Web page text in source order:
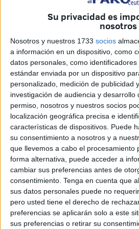
Su privacidad es
nosotros
Nosotros y nuestros 1733 socios
a información en un dispositivo, como
datos personales, como
estándar enviada por un dispositivo
personalizado, medición de publicidad
investigación de audiencia y desarrollo
permiso, nosotros y nuestros socios
localización geográfica precisa e
características de dispositivos. Puede
su consentimiento a nosotros y a
que llevemos a cabo el procesamiento
forma alternativa, puede acceder a
cambiar sus preferencias antes de
consentimiento. Tenga en cuenta que
sus datos personales puede no
pero usted tiene el derecho de
preferencias se aplicarán solo a este
sus preferencias o retirar su
desde hace 25 días". Se quejan
limpieza, que no hay control",
La tensión anidada en este lugar ha
solicitado presencia de la Policía
más.Cruz Rojatrabaja en las
línea de ese foco de tensión. Tal y
imágenes enviadas a FaroTV por
a esta medida es clara. La misma
días después de que se registraran
pudiera cumplir como se debe el
contactos de positivos. Esto llevó a
judicial por parte de Sanidad que
confinamiento, ya que se temía
dispararan más de lo que ya lo han
La petición de asilo se hace en la